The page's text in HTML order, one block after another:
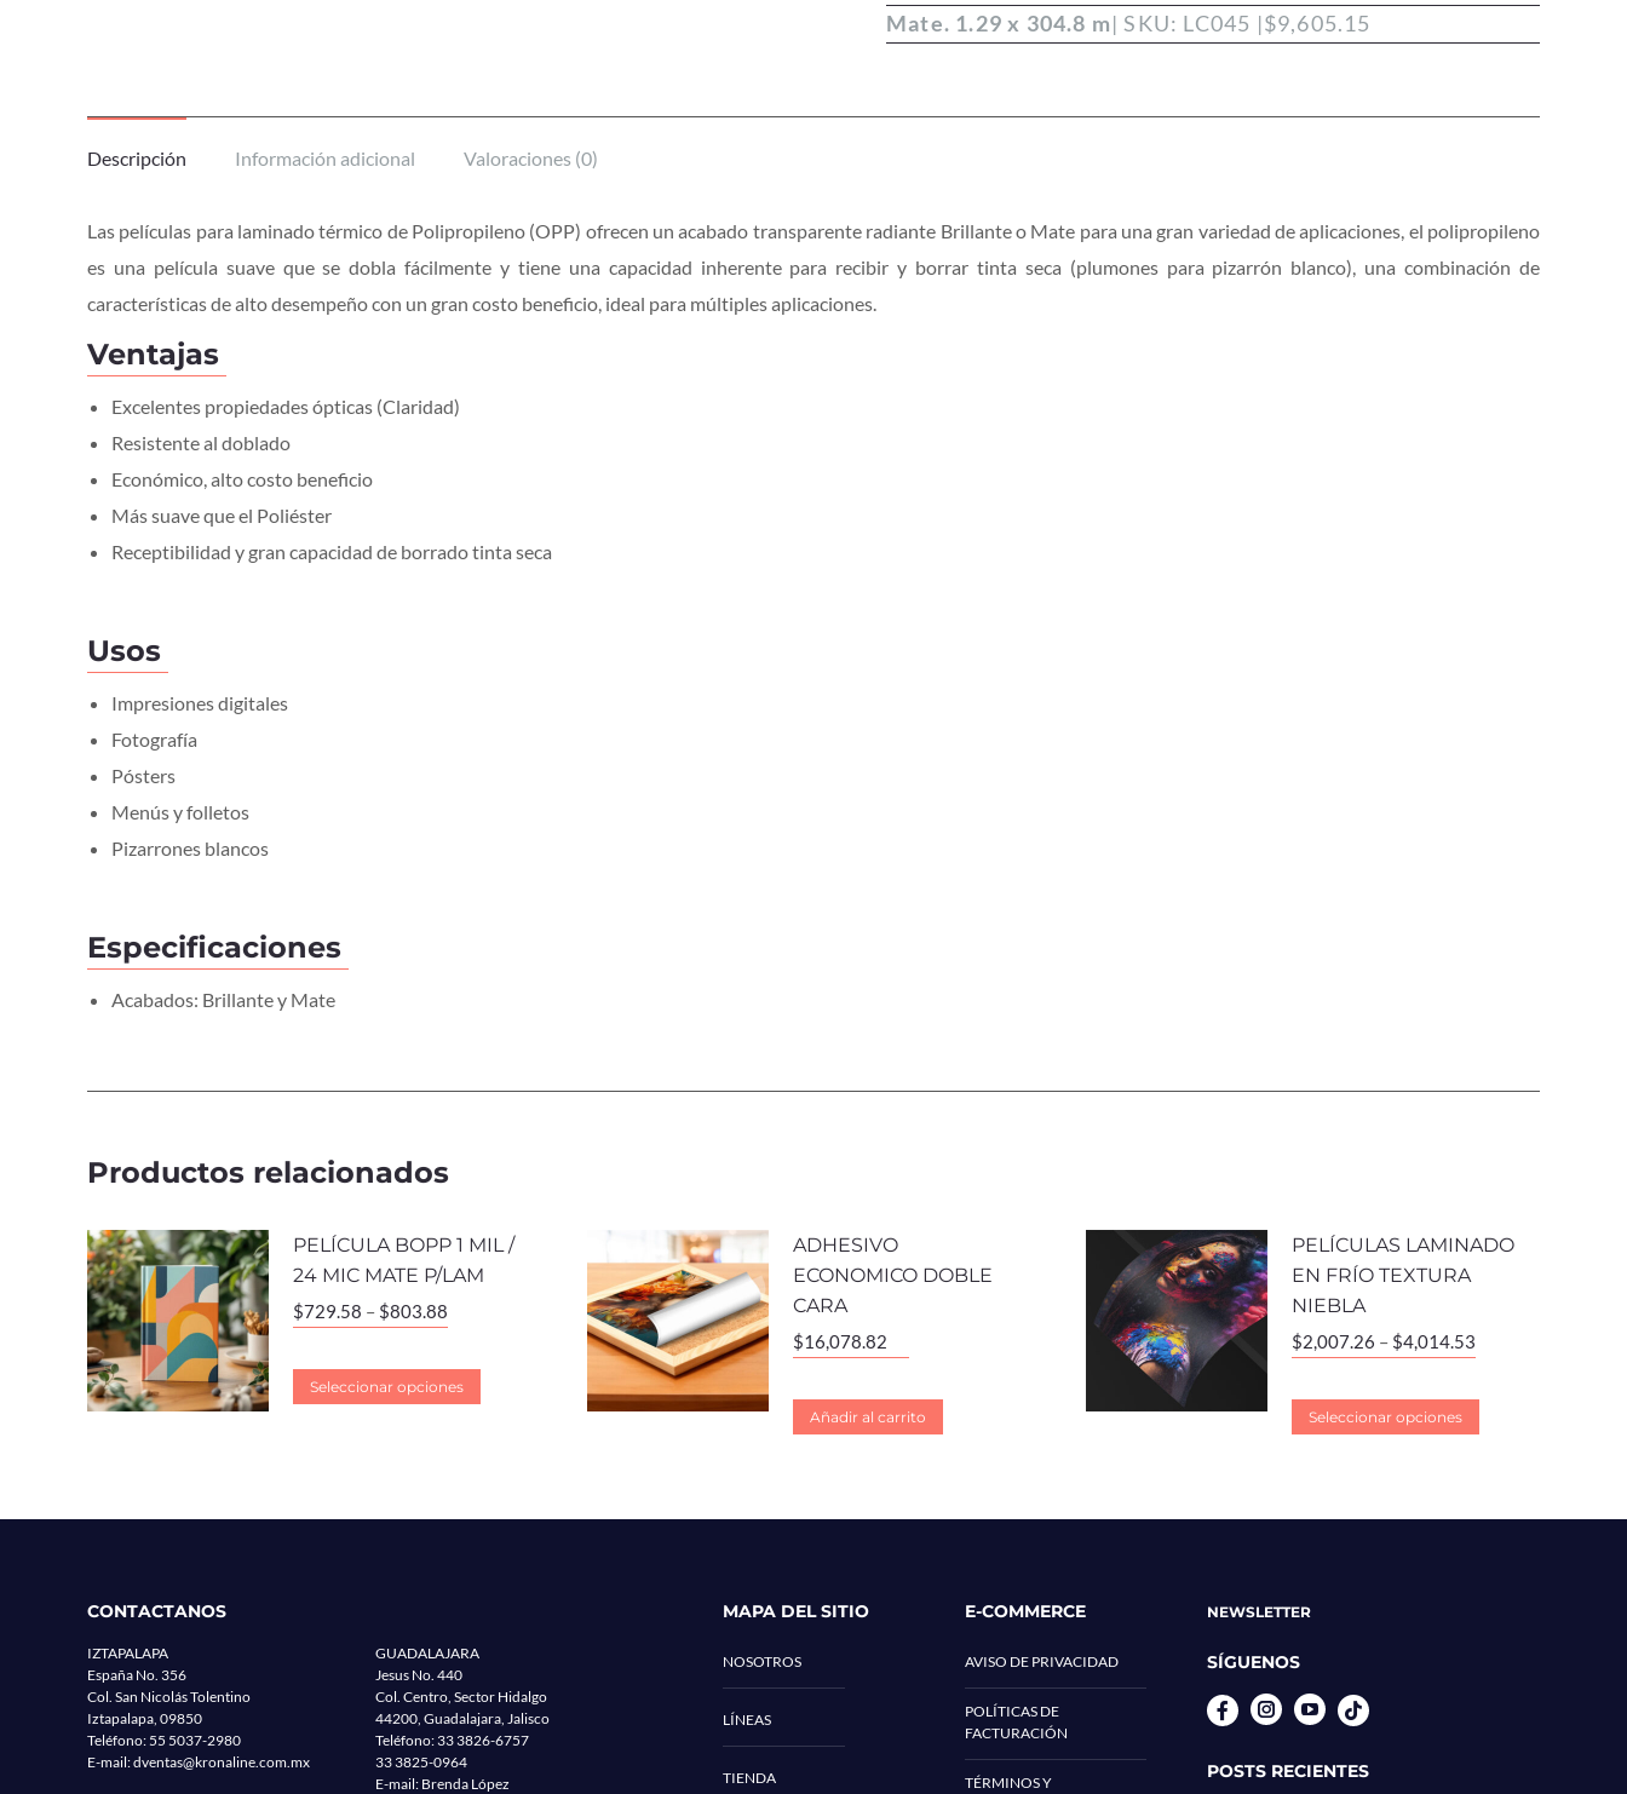
Mate. 1.29 x 304.8 m| SKU: LC045 |$9,605.15
Descripción Información adicional Valoraciones (0)
Las películas para laminado térmico de Polipropileno (OPP) ofrecen un acabado transparente radiante Brillante o Mate para una gran variedad de aplicaciones, el polipropileno
es una película suave que se dobla fácilmente y tiene una capacidad inherente para recibir y borrar tinta seca (plumones para pizarrón blanco), una combinación de
características de alto desempeño con un gran costo beneficio, ideal para múltiples aplicaciones.
Ventajas
Excelentes propiedades ópticas (Claridad)
Resistente al doblado
Económico, alto costo beneficio
Más suave que el Poliéster
Receptibilidad y gran capacidad de borrado tinta seca
Usos
Impresiones digitales
Fotografía
Pósters
Menús y folletos
Pizarrones blancos
Especificaciones
Acabados: Brillante y Mate
Productos relacionados
PELÍCULA BOPP 1 MIL /
24 MIC MATE P/LAM
$729.58 – $803.88
Seleccionar opciones
ADHESIVO
ECONOMICO DOBLE
CARA
$16,078.82
Añadir al carrito
PELÍCULAS LAMINADO
EN FRÍO TEXTURA
NIEBLA
$2,007.26 – $4,014.53
Seleccionar opciones
CONTACTANOS
IZTAPALAPA
España No. 356
Col. San Nicolás Tolentino
Iztapalapa, 09850
Teléfono:55 5037-2980
E-mail:dventas@kronaline.com.mx
GUADALAJARA
Jesus No. 440
Col. Centro, Sector Hidalgo
44200, Guadalajara, Jalisco
Teléfono: 33 3826-6757
33 3825-0964
E-mail: Brenda López
MAPA DEL SITIO
NOSOTROS
LÍNEAS
TIENDA
E-COMMERCE
AVISO DE PRIVACIDAD
POLÍTICAS DE
FACTURACIÓN
TÉRMINOS Y
NEWSLETTER
SÍGUENOS
InstagramYouTube
POSTS RECIENTES